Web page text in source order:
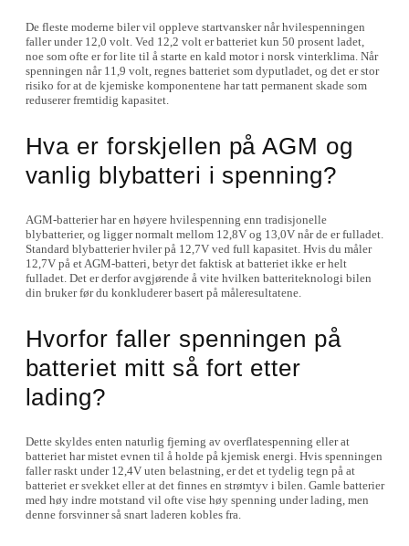
De fleste moderne biler vil oppleve startvansker når hvilespenningen
faller under 12,0 volt. Ved 12,2 volt er batteriet kun 50 prosent ladet,
noe som ofte er for lite til å starte en kald motor i norsk vinterklima. Når
spenningen når 11,9 volt, regnes batteriet som dyputladet, og det er stor
risiko for at de kjemiske komponentene har tatt permanent skade som
reduserer fremtidig kapasitet.
Hva er forskjellen på AGM og
vanlig blybatteri i spenning?
AGM-batterier har en høyere hvilespenning enn tradisjonelle
blybatterier, og ligger normalt mellom 12,8V og 13,0V når de er fulladet.
Standard blybatterier hviler på 12,7V ved full kapasitet. Hvis du måler
12,7V på et AGM-batteri, betyr det faktisk at batteriet ikke er helt
fulladet. Det er derfor avgjørende å vite hvilken batteriteknologi bilen
din bruker før du konkluderer basert på måleresultatene.
Hvorfor faller spenningen på
batteriet mitt så fort etter
lading?
Dette skyldes enten naturlig fjerning av overflatespenning eller at
batteriet har mistet evnen til å holde på kjemisk energi. Hvis spenningen
faller raskt under 12,4V uten belastning, er det et tydelig tegn på at
batteriet er svekket eller at det finnes en strømtyv i bilen. Gamle batterier
med høy indre motstand vil ofte vise høy spenning under lading, men
denne forsvinner så snart laderen kobles fra.